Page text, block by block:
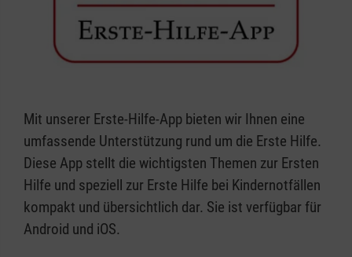
Mit unserer Erste-Hilfe-App bieten wir Ihnen eine
umfassende Unterstützung rund um die Erste Hilfe.
Diese App stellt die wichtigsten Themen zur Ersten
Hilfe und speziell zur Erste Hilfe bei Kindernotfällen
kompakt und übersichtlich dar. Sie ist verfügbar für
Android und iOS.